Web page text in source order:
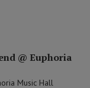
@ Euphoria
Music Hall